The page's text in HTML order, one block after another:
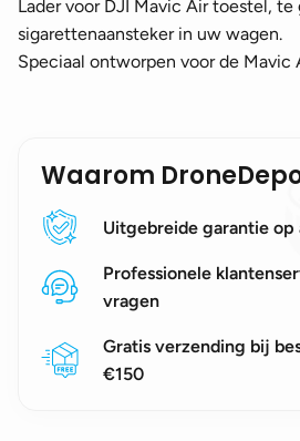
Lader voor DJI Mavic Air toestel, te
sigarettenaansteker in uw wagen.
Speciaal ontworpen voor de Mavic
Waarom
Uitgebreide garantie
Professionele
vragen
Gratis verzending bij
€150